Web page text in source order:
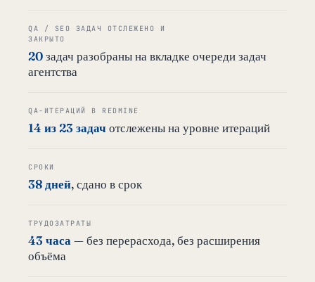
QA / SEO ЗАДАЧ ОТСЛЕЖЕНО И
ЗАКРЫТО
20задач разобраны на вкладке очереди задач
агентства
QA-ИТЕРАЦИЙ В REDMINE
14 из 23 задач отслежены на уровне итераций
СРОКИ
38 дней, сдано в срок
ТРУДОЗАТРАТЫ
43 часа — без перерасхода, без расширения
объёма